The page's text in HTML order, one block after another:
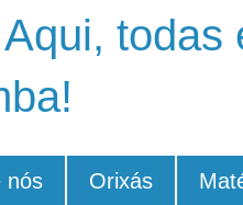
nós Orixás